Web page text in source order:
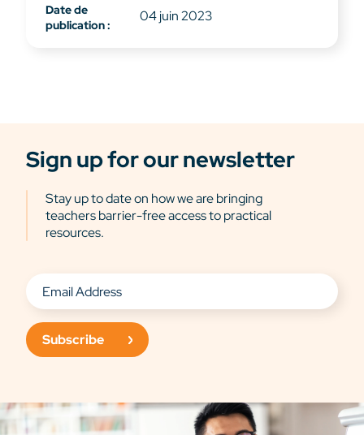
Date de
publication :
04 juin 2023
Sign up for our newsletter
Stay up to date on how we are bringing
teachers barrier-free access to practical
resources.
Subscribe